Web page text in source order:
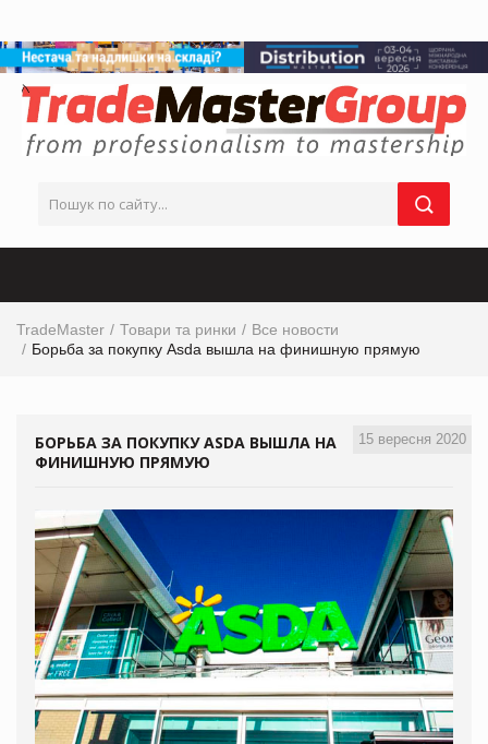
TradeMaster Товари та ринки
Все новости
Борьба за покупку Asda вышла на финишную прямую
15 вересня 2020
БОРЬБА ЗА ПОКУПКУ ASDA ВЫШЛА НА
ФИНИШНУЮ ПРЯМУЮ